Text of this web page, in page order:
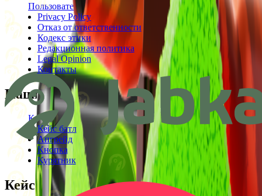
Пользовательское соглашение
Privacy Policy
Отказ от ответственности
Кодекс этики
Редакционная политика
Legal Opinion
Контакты
Наши режимы
Кейсы
Кейс батл
Апгрейд
Кнопка
Курятник
Кейсы